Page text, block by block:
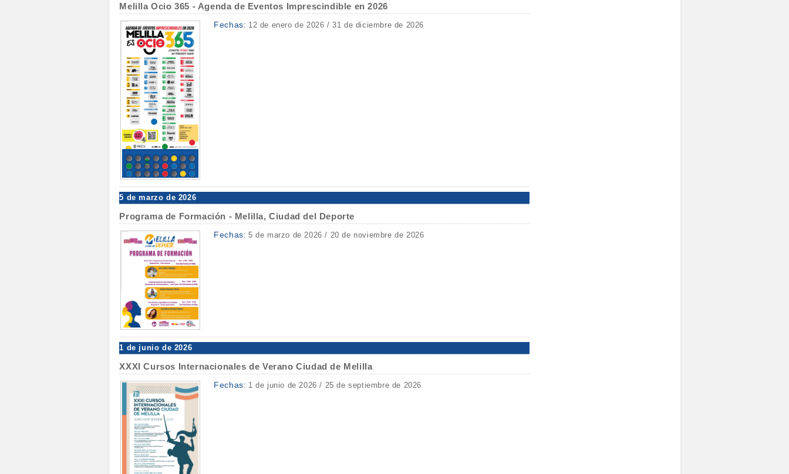
Melilla Ocio 365 - Agenda de Eventos Imprescindible en 2026
Fechas: 12 de enero de 2026 / 31 de diciembre de 2026
5 de marzo de 2026
Programa de Formación - Melilla, Ciudad del Deporte
Fechas: 5 de marzo de 2026 / 20 de noviembre de 2026
1 de junio de 2026
XXXI Cursos Internacionales de Verano Ciudad de Melilla
Fechas: 1 de junio de 2026 / 25 de septiembre de 2026